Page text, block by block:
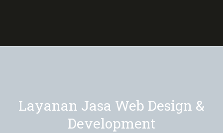
Layanan Jasa Web Design &
Development